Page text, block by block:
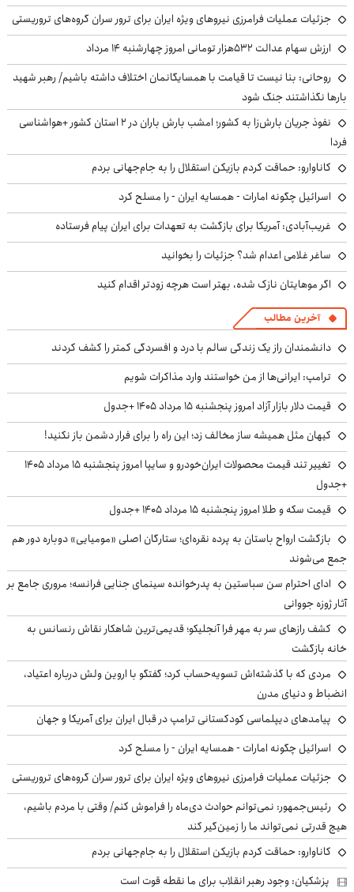
جزئیات عملیات فرامرزی نیروهای ویژه ایران برای ترور سران گروه‌های تروریستی
ارزش سهام عدالت ۵۳۲هزار تومانی امروز چهارشنبه ۱۴ مرداد
روحانی: بنا نیست تا قیامت با همسایگانمان اختلاف داشته باشیم/ رهبر شهید
بارها نگذاشتند جنگ شود
نفوذ جریان بارش‌زا به کشور؛ امشب بارش باران در ۲ استان کشور +هواشناسی
فردا
کاناوارو: حماقت کردم بازیکن استقلال را به جام‌جهانی بردم
اسرائیل چگونه امارات - همسایه ایران - را مسلح کرد
غریب‌آبادی: آمریکا برای بازگشت به تعهدات برای ایران پیام فرستاده
ساغر غلامی اعدام شد؟ جزئیات را بخوانید
اگر موهایتان نازک شده، بهتر است هرچه زودتر اقدام کنید
آخرین مطالب
دانشمندان راز یک زندگی سالم با درد و افسردگی کمتر را کشف کردند
ترامپ: ایرانی‌ها از من خواستند وارد مذاکرات شویم
قیمت دلار بازار آزاد امروز پنجشنبه ۱۵ مرداد ۱۴۰۵ +جدول
کیهان مثل همیشه ساز مخالف زد؛ این راه را برای فرار دشمن باز نکنید!
تغییر تند قیمت محصولات ایران‌خودرو و سایپا امروز پنجشنبه ۱۵ مرداد ۱۴۰۵
+جدول
قیمت سکه و طلا امروز پنجشنبه ۱۵ مرداد ۱۴۰۵ +جدول
بازگشت ارواح باستان به پرده نقره‌ای؛ ستارگان اصلی «مومیایی» دوباره دور هم
جمع می‌شوند
ادای احترام سن سباستین به پدرخوانده سینمای جنایی فرانسه؛ مروری جامع بر
آثار ژوزه جووانی
کشف رازهای سر به مهر فرا آنجلیکو؛ قدیمی‌ترین شاهکار نقاش رنسانس به
خانه بازگشت
مردی که با گذشته‌اش تسویه‌حساب کرد؛ گفتگو با اروین ولش درباره اعتیاد،
انضباط و دنیای مدرن
پیامدهای دیپلماسی کودکستانی ترامپ در قبال ایران برای آمریکا و جهان
اسرائیل چگونه امارات - همسایه ایران - را مسلح کرد
جزئیات عملیات فرامرزی نیروهای ویژه ایران برای ترور سران گروه‌های تروریستی
رئیس‌جمهور: نمی‌توانم حوادث دی‌ماه را فراموش کنم/ وقتی با مردم باشیم،
هیچ قدرتی نمی‌تواند ما را زمین‌گیر کند
کاناوارو: حماقت کردم بازیکن استقلال را به جام‌جهانی بردم
پزشکیان: وجود رهبر انقلاب برای ما نقطه قوت است